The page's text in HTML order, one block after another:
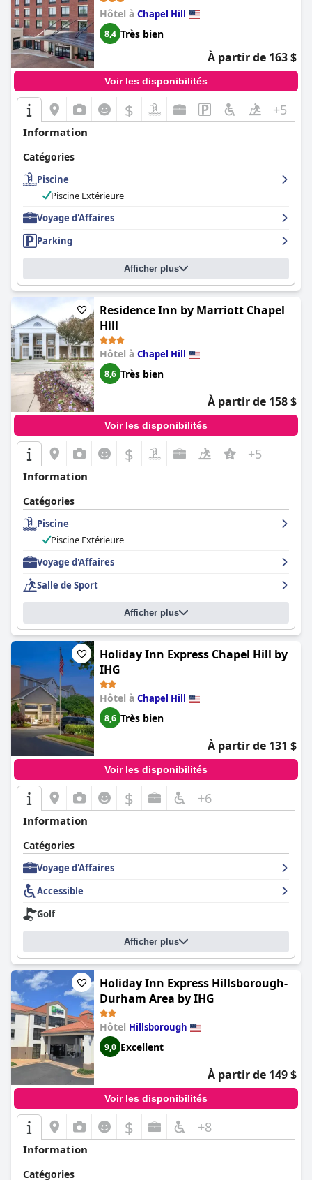
Hôtel à Chapel Hill
8,4 Très bien
À partir de 163 $
Voir les disponibilités
$ +5
Information
Catégories
Piscine
Piscine Extérieure
Voyage d'Affaires
Parking
Afficher plus
Residence Inn by Marriott Chapel
Hill
Hôtel à Chapel Hill
8,6 Très bien
À partir de 158 $
Voir les disponibilités
$ +5
Information
Catégories
Piscine
Piscine Extérieure
Voyage d'Affaires
Salle de Sport
Afficher plus
Holiday Inn Express Chapel Hill by
IHG
Hôtel à Chapel Hill
8,6 Très bien
À partir de 131 $
Voir les disponibilités
$ +6
Information
Catégories
Voyage d'Affaires
Accessible
Golf
Afficher plus
Holiday Inn Express Hillsborough-
Durham Area by IHG
Hôtel Hillsborough
9,0 Excellent
À partir de 149 $
Voir les disponibilités
$ +8
Information
Catégories